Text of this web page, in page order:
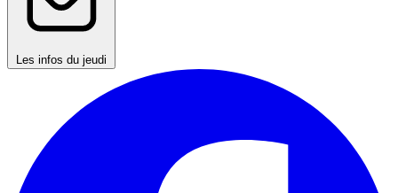
Les infos du jeudi